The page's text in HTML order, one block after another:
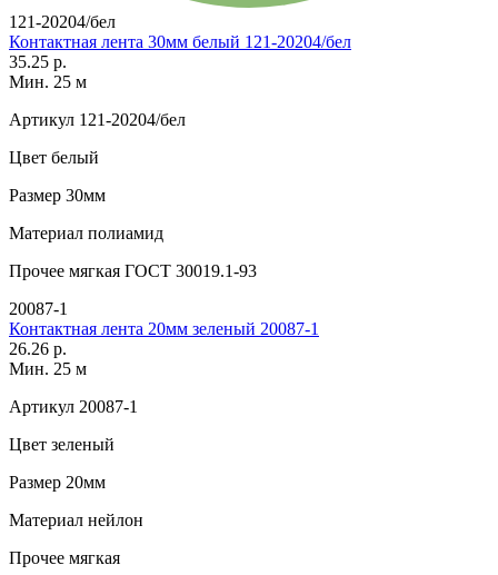
121-20204/бел
Контактная лента 30мм белый 121-20204/бел
35.25 р.
Мин. 25 м
Артикул 121-20204/бел
Цвет белый
Размер 30мм
Материал полиамид
Прочее мягкая ГОСТ 30019.1-93
20087-1
Контактная лента 20мм зеленый 20087-1
26.26 р.
Мин. 25 м
Артикул 20087-1
Цвет зеленый
Размер 20мм
Материал нейлон
Прочее мягкая